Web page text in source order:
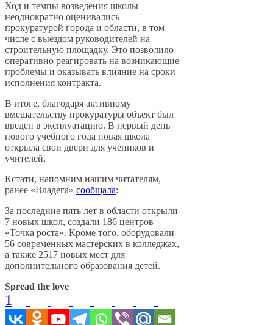
Ход и темпы возведения школы
неоднократно оценивались
прокуратурой города и области, в том
числе с выездом руководителей на
строительную площадку. Это позволило
оперативно реагировать на возникающие
проблемы и оказывать влияние на сроки
исполнения контракта.
В итоге, благодаря активному
вмешательству прокуратуры объект был
введен в эксплуатацию. В первый день
нового учебного года новая школа
открыла свои двери для учеников и
учителей.
Кстати, напомним нашим читателям,
ранее «Владега» сообщала:
За последние пять лет в области открыли
7 новых школ, создали 186 центров
«Точка роста». Кроме того, оборудовали
56 современных мастерских в колледжах,
а также 2517 новых мест для
дополнительного образования детей.
Spread the love
1